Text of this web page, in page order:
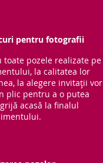
pentru fotografii
toate pozele realizate pe
la calitatea lor
la alegere invitații vor
plic pentru a o putea
acasă la finalul